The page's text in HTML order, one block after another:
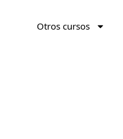
Otros cursos